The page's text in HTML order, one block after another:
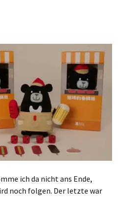
ich da nicht ans Ende,
noch folgen. Der letzte war